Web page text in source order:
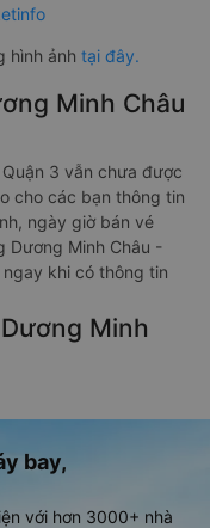
hình ảnh tại đây.
Minh Châu
3 vẫn chưa được
cho các bạn thông tin
ngày giờ bán vé
Dương Minh Châu -
khi có thông tin
Minh
bay,
với hơn 3000+ nhà